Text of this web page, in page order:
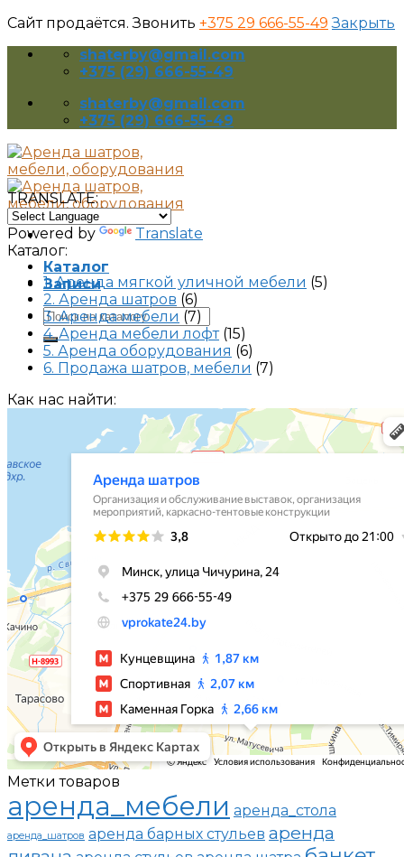
Сайт продаётся. Звонить +375 29 666-55-49 Закрыть
Skip
shaterby@gmail.com
+375 (29) 666-55-49
shaterby@gmail.com
+375 (29) 666-55-49
Каталог
Записи
Искать:
TRANSLATE:
Powered by
Translate
Каталог:
1. Аренда мягкой уличной мебели (5)
2. Аренда шатров (6)
3. Аренда мебели (7)
4. Аренда мебели лофт (15)
5. Аренда оборудования (6)
6. Продажа шатров, мебели (7)
Как нас найти:
Метки товаров
аренда_мебели аренда_стола
аренда_шатров аренда барных стульев аренда